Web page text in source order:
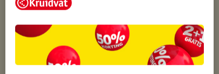
Gratis thuisbezorgd vanaf 50.00
Gratis punten met je Kruidvat kaart